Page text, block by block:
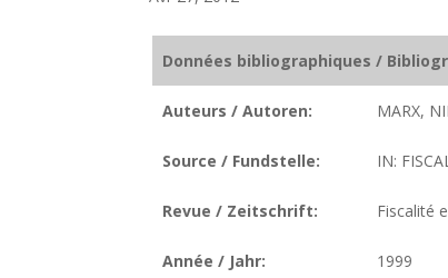
Données bibliographiques /
Auteurs / Autoren: MARX,
Source / Fundstelle: IN:
Revue / Zeitschrift: Fiscalité
Année / Jahr: 1999